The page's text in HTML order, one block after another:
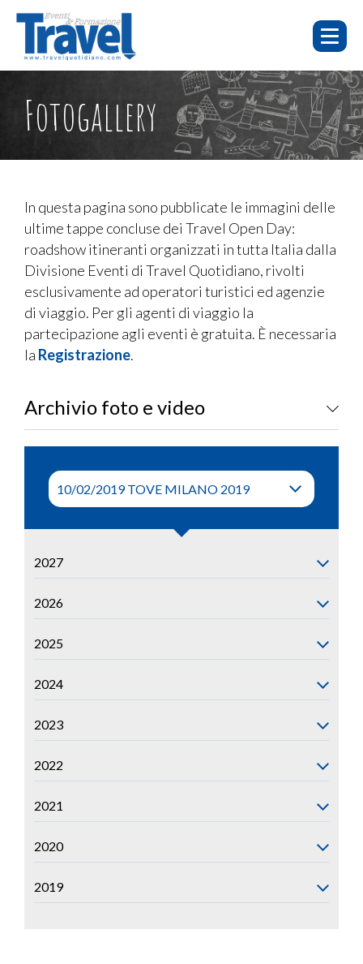
HOME
CHI SIAMO
WEBINAR
FAQ
EVENTI
SERVIZI
CONTATTI
PUBBLICITÀ
TORNA A TRAVELQUOTIDIANO
WEBINAR
E-
LEARNING
EVENTI
FOTO E
VIDEO
Fotogallery
In questa pagina sono pubblicate le immagini delle
ultime tappe concluse dei Travel Open Day:
roadshow itineranti organizzati in tutta Italia dalla
Divisione Eventi di Travel Quotidiano, rivolti
esclusivamente ad operatori turistici ed agenzie
di viaggio. Per gli agenti di viaggio la
partecipazione agli eventi è gratuita. È necessaria
la Registrazione.
Archivio foto e video
2027
2026
2025
2024
2023
2022
2021
2020
2019